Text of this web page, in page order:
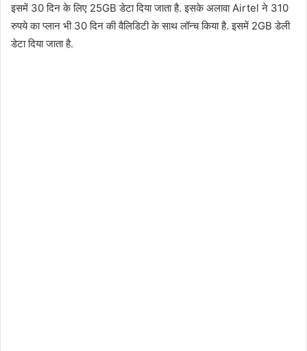
इसमें 30 दिन के लिए 25GB डेटा दिया जाता है. इसके अलावा Airtel ने 310
रुपये का प्लान भी 30 दिन की वैलिडिटी के साथ लॉन्च किया है. इसमें 2GB डेली
डेटा दिया जाता है.